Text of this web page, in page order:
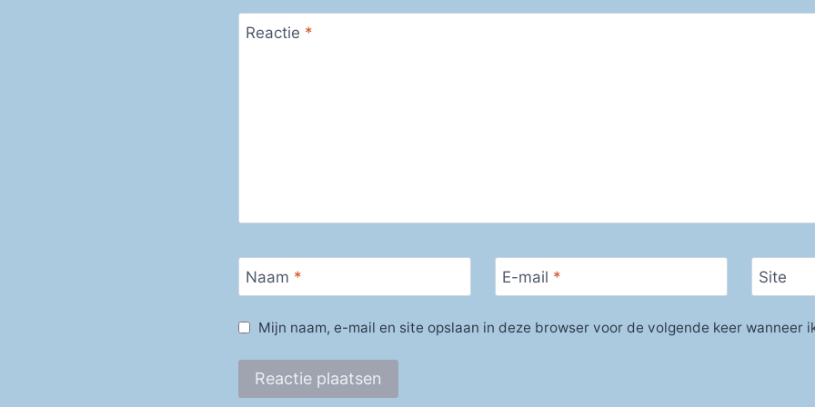
Reactie *
Naam * E-mail * Site
Mijn naam, e-mail en site opslaan in deze browser voor de volgende keer wanneer